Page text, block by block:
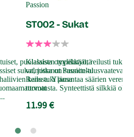
puolalaista ompelutyötä
sukat, jotka on suuniteltu
kanssa. Yläosa
Passion
ST002 - Sukat
Klassisen tyylikkäät, reilusti tukea
valmistanut Passion-
Reilu tuki parantaa säärien
turvotusta. Synteettistä silkkiä
11.99 €